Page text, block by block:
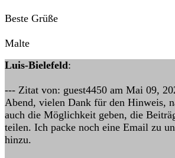
Beste Grüße
Malte
Luis-Bielefeld:
--- Zitat von: guest4450 am Mai 09,
Abend, vielen Dank für den Hinweis,
auch die Möglichkeit geben, die
teilen. Ich packe noch eine Email zu
hinzu.